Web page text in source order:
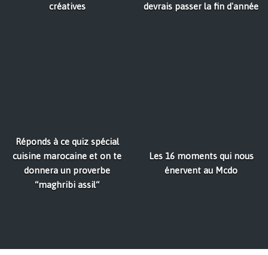
créatives
devrais passer la fin d'année
Réponds à ce quiz spécial
cuisine marocaine et on te
donnera un proverbe
“maghribi assil“
Les 16 moments qui nous
énervent au Mcdo